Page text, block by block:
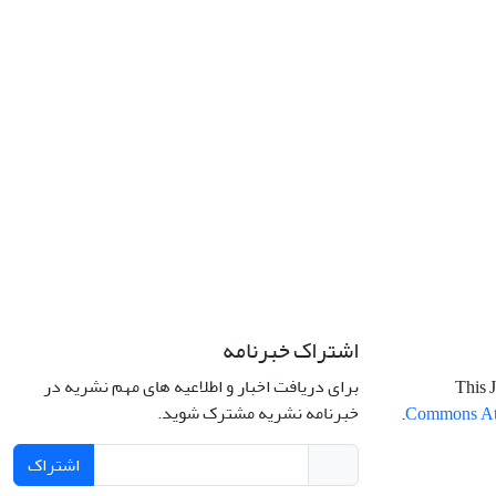
This
Commons
.
اشتراک خبرنامه
برای دریافت اخبار و اطلاعیه های مهم نشریه در
خبرنامه نشریه مشترک شوید.
اشتراک